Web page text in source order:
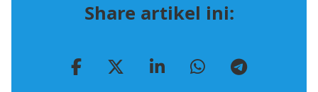
Share artikel ini: